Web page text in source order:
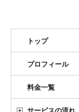
トップ
プロフィール
料金一覧